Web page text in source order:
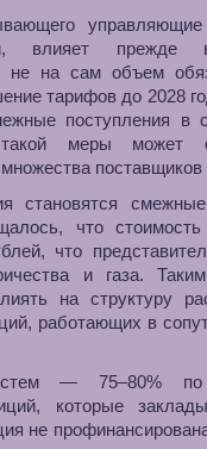
влияет прежде
не на сам объем
тарифов до 2028
поступления в
меры может
поставщиков
становятся
что
что
и газа.
на структуру
работающих в
— 75–80% по
которые
не